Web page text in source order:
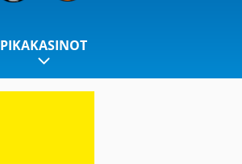
PIKAKASINOT